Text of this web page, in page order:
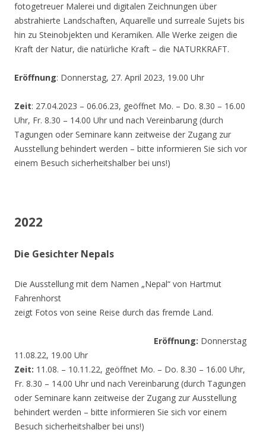
fotogetreuer Malerei und digitalen Zeichnungen über
abstrahierte Landschaften, Aquarelle und surreale Sujets bis
hin zu Steinobjekten und Keramiken. Alle Werke zeigen die
Kraft der Natur, die natürliche Kraft – die NATURKRAFT.
Eröffnung: Donnerstag, 27. April 2023, 19.00 Uhr
Zeit: 27.04.2023 – 06.06.23, geöffnet Mo. – Do. 8.30 – 16.00
Uhr, Fr. 8.30 – 14.00 Uhr und nach Vereinbarung (durch
Tagungen oder Seminare kann zeitweise der Zugang zur
Ausstellung behindert werden – bitte informieren Sie sich vor
einem Besuch sicherheitshalber bei uns!)
2022
Die Gesichter Nepals
Die Ausstellung mit dem Namen „Nepal“ von Hartmut
Fahrenhorst
zeigt Fotos von seine Reise durch das fremde Land.
Eröffnung: Donnerstag
11.08.22, 19.00 Uhr
Zeit: 11.08. – 10.11.22, geöffnet Mo. – Do. 8.30 – 16.00 Uhr,
Fr. 8.30 – 14.00 Uhr und nach Vereinbarung (durch Tagungen
oder Seminare kann zeitweise der Zugang zur Ausstellung
behindert werden – bitte informieren Sie sich vor einem
Besuch sicherheitshalber bei uns!)